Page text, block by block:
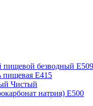
пищевой безводный Е509
пищевая Е415
Чистый
натрия) Е500